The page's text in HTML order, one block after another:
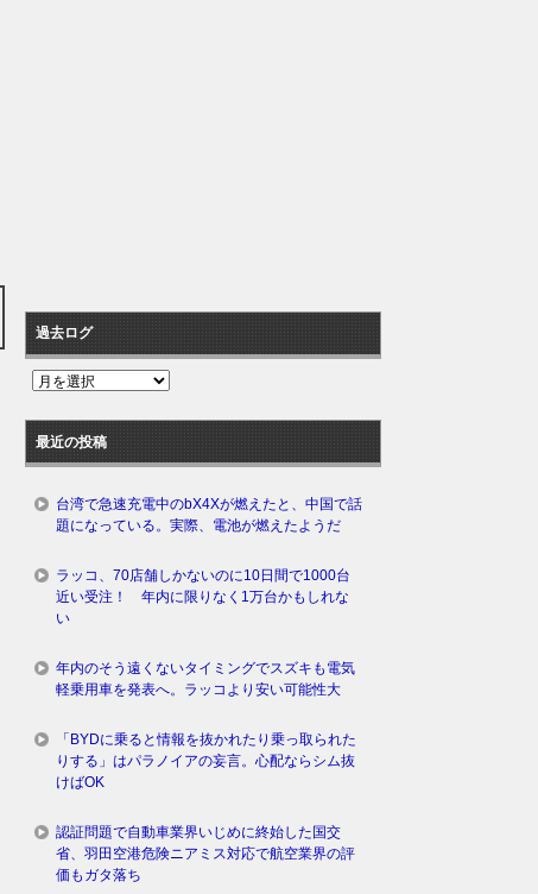
過去ログ
過
ロ
グ
最近の投稿
台湾で急速充電中のbX4Xが燃えたと、中国で話
題になっている。実際、電池が燃えたようだ
ラッコ、70店舗しかないのに10日間で1000台
近い受注！ 年内に限りなく1万台かもしれな
い
年内のそう遠くないタイミングでスズキも電気
軽乗用車を発表へ。ラッコより安い可能性大
「BYDに乗ると情報を抜かれたり乗っ取られた
りする」はパラノイアの妄言。心配ならシム抜
けばOK
認証問題で自動車業界いじめに終始した国交
省、羽田空港危険ニアミス対応で航空業界の評
価もガタ落ち